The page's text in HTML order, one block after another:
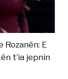
E
t’ia jepnin